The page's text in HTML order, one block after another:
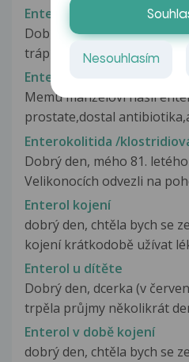
Enterokok v pochvě
Dobrý den, již cca měsíc
trápí bolesti a svědění v
Enterokok v prostate
Memu manželovi našli
prostate,dostal
Enterokolitida /
Dobrý den, mého 81.
Velikonocích odvezli na
Enterol kojení
dobrý den, chtěla bych se
kojení krátkodobě užívat
Enterol u dítěte
Dobrý den, dcerka (v
trpěla průjmy několikrát
Enterol v době kojení
dobrý den, chtěla bych se
Nesouhlasím